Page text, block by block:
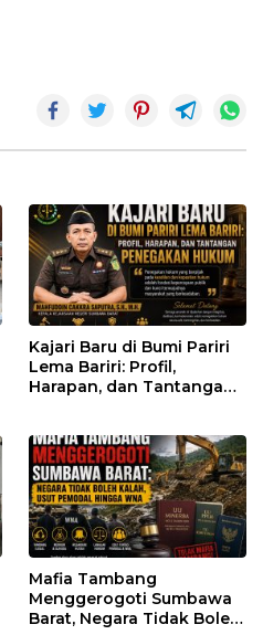
Kajari Baru di Bumi Pariri
Lema Bariri: Profil,
Harapan, dan Tantangan
Mafia Tambang
Menggerogoti Sumbawa
Barat, Negara Tidak Boleh